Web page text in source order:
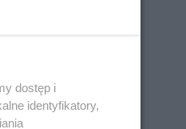
dostęp i
identyfikatory,